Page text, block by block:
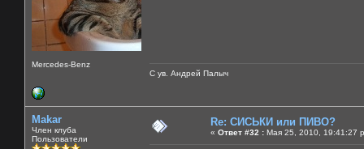
Mercedes-Benz
С ув. Андрей Палыч
Makar
Член клуба
Пользователи
Re: СИСЬКИ или ПИВО?
« Ответ #32 : Мая 25, 2010, 19:41:27